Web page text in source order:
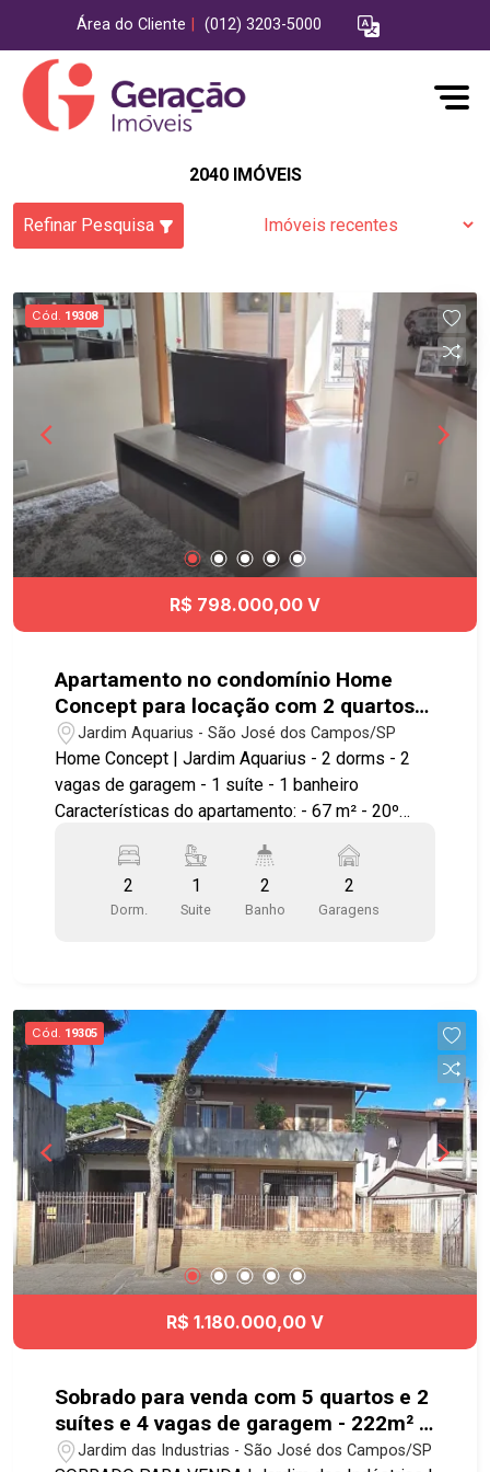
Área do Cliente (012) 3203-5000
2040 IMÓVEIS
Refinar Pesquisa
Cód. 19308
R$ 798.000,00 V
Apartamento no condomínio Home
Concept para locação com 2 quartos
sendo 1 suíte - 67 m² - No bairro
Jardim Aquarius - SJC
Jardim Aquarius - São José dos Campos/SP
Home Concept | Jardim Aquarius - 2 dorms - 2
vagas de garagem - 1 suíte - 1 banheiro
Características do apartamento: - 67 m² - 20º
montanhas - Sol da manhã - 2 vagas de garagem
cobertas - Varanda gourmet com fechamento em
vidro - Cozinha com móveis planejados -
Lazer do condomínio: - Piscina adulto - Piscina
infantil - Academia - Academia ao ar livre -
Quadra poliesportiva - Salão de festas - Salão de
jogos - Churrasqueira - Playground -
Brinquedoteca - Bicicletário Próximo ao Colinas
Shopping, Aquarius Open Mall, avenida Cassiano
Ricardo, padarias e supermercados. #aptoavenda
#geracaoimoveis #venda #apartamento
2
Dorm.
1
Suite
2
Banho
2
Garagens
Cód. 19305
R$ 1.180.000,00 V
Sobrado para venda com 5 quartos e 2
suítes e 4 vagas de garagem - 222m² -
Jardim das Indústrias
Jardim das Industrias - São José dos Campos/SP